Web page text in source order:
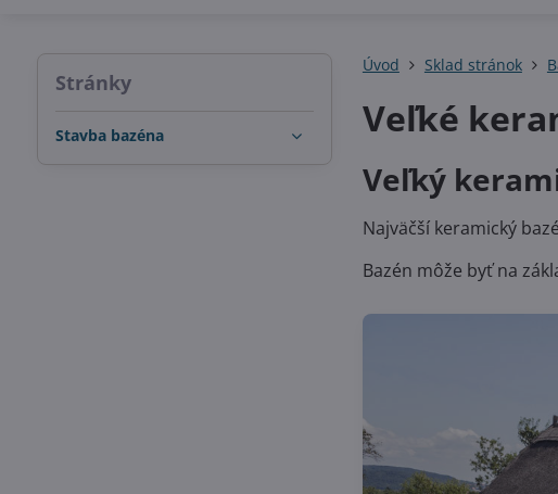
Úvod Sklad stránok
Veľké
Veľký
Najväčší keramický
Bazén môže byť na
Stránky
Stavba bazéna